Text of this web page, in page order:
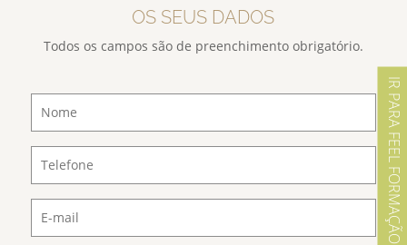
IR PARA FEEL FORMAÇÃO
OS SEUS DADOS
Todos os campos são de preenchimento obrigatório.